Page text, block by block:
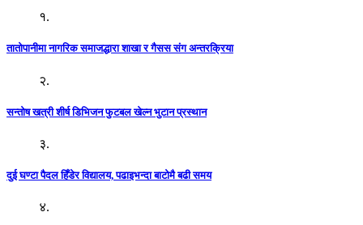
१.
तातोपानीमा नागरिक समाजद्धारा शाखा र गैसस संग अन्तरक्रिया
२.
सन्तोष खत्री शीर्ष डिभिजन फुटबल खेल्न भुटान प्रस्थान
३.
दुई घण्टा पैदल हिँडेर विद्यालय, पढाइभन्दा बाटोमै बढी समय
४.